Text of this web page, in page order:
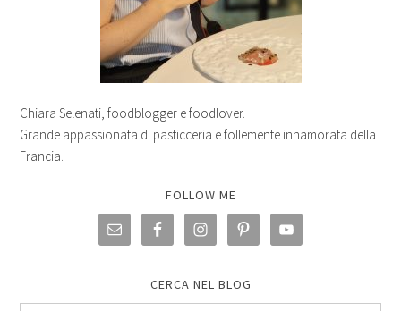
Chiara Selenati, foodblogger e foodlover.
Grande appassionata di pasticceria e follemente innamorata della
Francia.
FOLLOW ME
CERCA NEL BLOG